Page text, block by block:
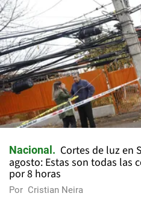
Nacional
Cortes de luz en
agosto: Estas son todas las
por 8 horas
Por Cristian Neira